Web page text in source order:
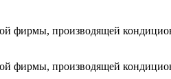
фирмы, производящей
фирмы, производящей